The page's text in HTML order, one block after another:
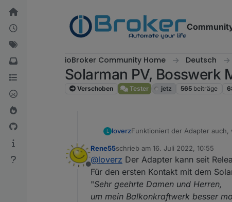
Weiter zum Inhalt
ioBroker Community Home Deutsch
Solarman PV, Bosswerk
Verschoben Tester jetz 565 beiträge
L loverzFunktioniert der Adapter
1 Balkonkraftwerk mit 1x MI600
1 Balkonkraftwerk mit 2x MI300
könnte diese Konstellation
Habt ihr den Support
Brauchen die lediglich die
Offline
Rene55schrieb am 16. Juli 2022, 10:55
zuletzt editiert von
@loverz Der Adapter kann seit
Für den ersten Kontakt mit dem
"Sehr geehrte Damen und Herren,
um mein Balkonkraftwerk besser